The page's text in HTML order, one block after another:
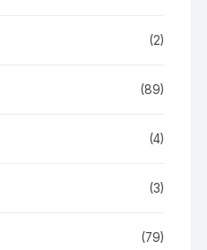
(2)
(89)
(4)
(3)
(79)